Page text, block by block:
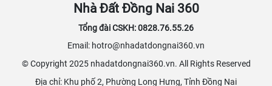
Nhà Đất Đồng Nai 360
Tổng đài CSKH: 0828.76.55.26
Email: hotro@nhadatdongnai360.vn
© Copyright 2025 nhadatdongnai360.vn. All Rights Reserved
Địa chỉ: Khu phố 2, Phường Long Hưng, Tỉnh Đồng Nai